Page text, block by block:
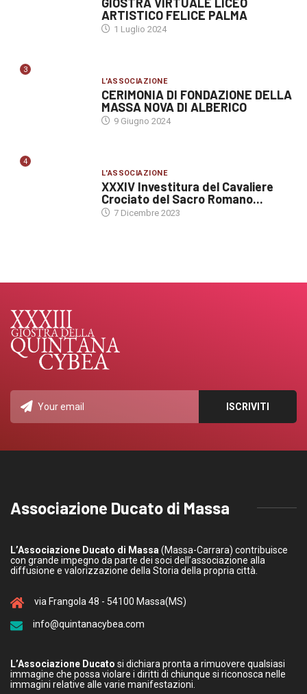
ARTISTICO FELICE PALMA
1 Luglio 2024
3
L'ASSOCIAZIONE
CERIMONIA DI FONDAZIONE DELLA
MASSA NOVA DI ALBERICO
9 Giugno 2024
4
L'ASSOCIAZIONE
XXXIV Investitura del Cavaliere
Crociato del Sacro Romano...
7 Dicembre 2023
Associazione Ducato di Massa
L’Associazione Ducato di Massa (Massa-Carrara) contribuisce
con grande impegno da parte dei soci dell’associazione alla
diffusione e valorizzazione della Storia della propria città.
via Frangola 48 - 54100 Massa(MS)
info@quintanacybea.com
L’Associazione Ducato si dichiara pronta a rimuovere qualsiasi
immagine che possa violare i diritti di chiunque si riconosca nelle
immagini relative alle varie manifestazioni.